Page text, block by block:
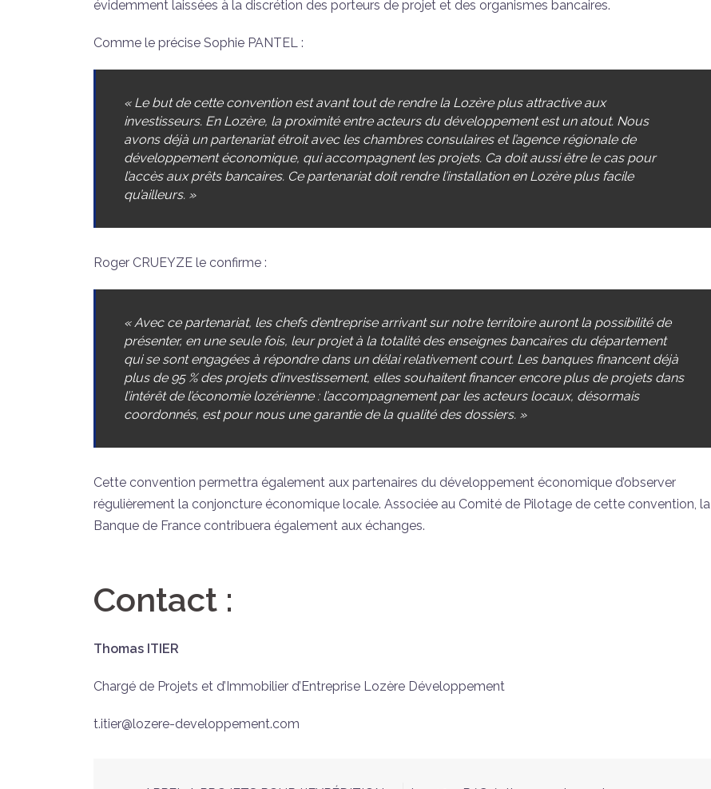
évidemment laissées à la discrétion des porteurs de projet et des organismes bancaires.
Comme le précise Sophie PANTEL :
« Le but de cette convention est avant tout de rendre la Lozère plus attractive aux
investisseurs. En Lozère, la proximité entre acteurs du développement est un atout. Nous
avons déjà un partenariat étroit avec les chambres consulaires et l’agence régionale de
développement économique, qui accompagnent les projets. Ca doit aussi être le cas pour
l’accès aux prêts bancaires. Ce partenariat doit rendre l’installation en Lozère plus facile
qu’ailleurs. »
Roger CRUEYZE le confirme :
« Avec ce partenariat, les chefs d’entreprise arrivant sur notre territoire auront la possibilité de
présenter, en une seule fois, leur projet à la totalité des enseignes bancaires du département
qui se sont engagées à répondre dans un délai relativement court. Les banques financent déjà
plus de 95 % des projets d’investissement, elles souhaitent financer encore plus de projets dans
l’intérêt de l’économie lozérienne : l’accompagnement par les acteurs locaux, désormais
coordonnés, est pour nous une garantie de la qualité des dossiers. »
Cette convention permettra également aux partenaires du développement économique d’observer
régulièrement la conjoncture économique locale. Associée au Comité de Pilotage de cette convention, la
Banque de France contribuera également aux échanges.
Contact :
Thomas ITIER
Chargé de Projets et d’Immobilier d’Entreprise Lozère Développement
t.itier@lozere-developpement.com